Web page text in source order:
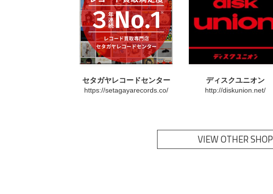
セタガヤレコードセンター
https://setagayarecords.co/
ディスクユニオン
http://diskunion.net/
VIEW OTHER SHOP